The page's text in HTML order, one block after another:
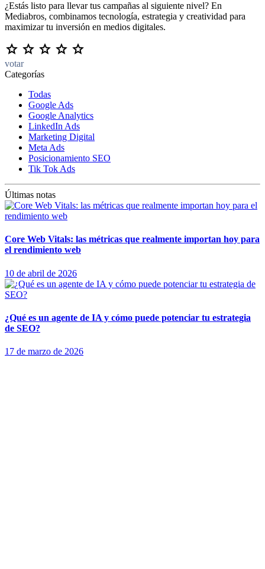
¿Estás listo para llevar tus campañas al siguiente nivel? En
Mediabros, combinamos tecnología, estrategia y creatividad para
maximizar tu inversión en medios digitales.
votar
Categorías
Todas
Google Ads
Google Analytics
LinkedIn Ads
Marketing Digital
Meta Ads
Posicionamiento SEO
Tik Tok Ads
Últimas notas
Core Web Vitals: las métricas que realmente importan hoy para
el rendimiento web
10 de abril de 2026
¿Qué es un agente de IA y cómo puede potenciar tu estrategia
de SEO?
17 de marzo de 2026